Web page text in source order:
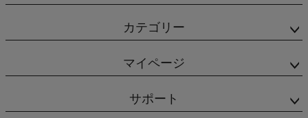
カテゴリー
マイページ
サポート